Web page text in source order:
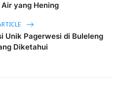
yang Hening
Unik Pagerwesi di Buleleng
Diketahui